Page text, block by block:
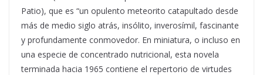
Patio), que es “un opulento meteorito catapultado desde
más de medio siglo atrás, insólito, inverosímil, fascinante
y profundamente conmovedor. En miniatura, o incluso en
una especie de concentrado nutricional, esta novela
terminada hacia 1965 contiene el repertorio de virtudes